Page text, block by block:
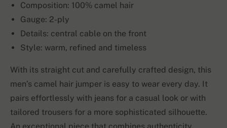
Composition: 100% camel hair
Gauge: 2-ply
Details: central cable on the front
Style: warm, refined and timeless
With its straight cut and carefully crafted design, this
men’s camel hair jumper is easy to wear every day. It
pairs effortlessly with jeans for a casual look or with
tailored trousers for a more sophisticated silhouette.